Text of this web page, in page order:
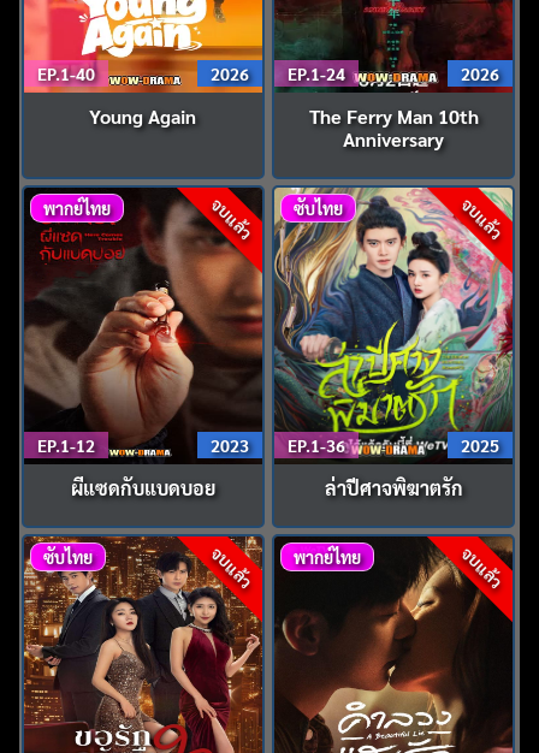
EP.1-40 2026
Young Again
EP.1-24 2026
The Ferry Man 10th
Anniversary
จบแล้ว
พากย์ไทย
EP.1-12 2023
ผีแซดกับแบดบอย
จบแล้ว
ซับไทย
EP.1-36 2025
ล่าปีศาจพิฆาตรัก
จบแล้ว
ซับไทย จบแล้ว
พากย์ไทย